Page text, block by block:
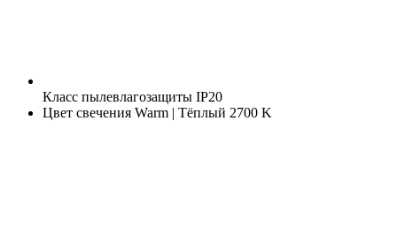
Класс пылевлагозащиты IP20
Цвет свечения Warm | Тёплый 2700 K